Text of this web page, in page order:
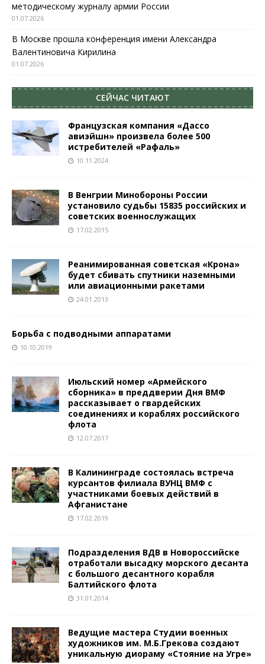
методическому журналу армии России
01.07.2026
В Москве прошла конференция имени Александра
Валентиновича Кирилина
01.07.2026
СЕЙЧАС ЧИТАЮТ
Французская компания «Дассо
авиэйшн» произвела более 500
истребителей «Рафаль»
10.11.2024
В Венгрии Минобороны России
установило судьбы 15835 российских и
советских военнослужащих
17.02.2015
Реанимированная советская «Крона»
будет сбивать спутники наземными
или авиационными ракетами
24.01.2013
Борьба с подводными аппаратами
10.10.2019
Июльский номер «Армейского
сборника» в преддверии Дня ВМФ
рассказывает о гвардейских
соединениях и кораблях российского
флота
12.07.2017
В Калининграде состоялась встреча
курсантов филиала ВУНЦ ВМФ с
участниками боевых действий в
Афганистане
17.02.2019
Подразделения ВДВ в Новороссийске
отработали высадку морского десанта
с большого десантного корабля
Балтийского флота
31.01.2014
Ведущие мастера Студии военных
художников им. М.Б.Грекова создают
уникальную диораму «Стояние на Угре»